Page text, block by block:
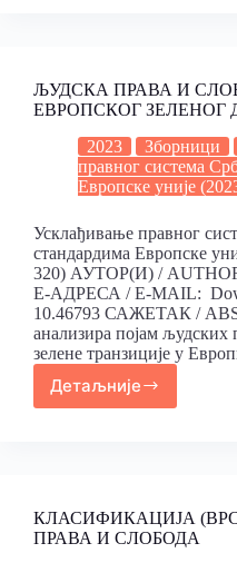
ЉУДСКА ПРАВА И
ЕВРОПСКОГ ЗЕЛЕНОГ
2023
Зборници
правног система
Европске уније
Усклађивање правног
стандардима Европске
320) АУТОР(И) /
Е-АДРЕСА / E-MAIL:
10.46793 САЖЕТАК /
анализира појам људских
зелене транзиције у
Детаљније
КЛАСИФИКАЦИЈА
ПРАВА И СЛОБОДА